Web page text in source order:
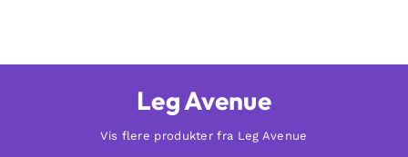
Leg Avenue
Vis flere produkter fra Leg Avenue